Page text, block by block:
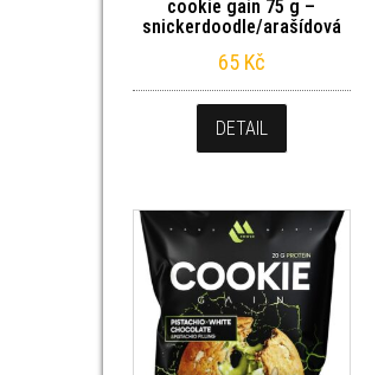
cookie gain 75 g –
snickerdoodle/arašídová
65 Kč
DETAIL